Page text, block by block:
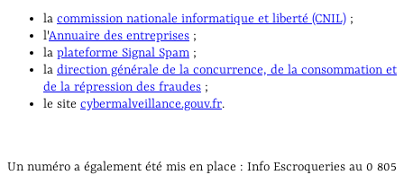
la commission nationale informatique et liberté (CNIL) ;
l'Annuaire des entreprises ;
la plateforme Signal Spam ;
la direction générale de la concurrence, de la consommation et
de la répression des fraudes ;
le site cybermalveillance.gouv.fr.
Un numéro a également été mis en place : Info Escroqueries au 0 805